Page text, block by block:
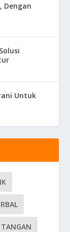
Dengan
Untuk
TANGAN